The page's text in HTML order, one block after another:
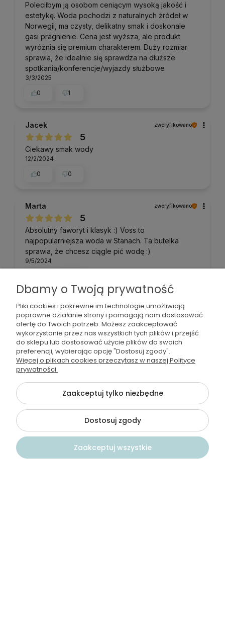
Poleciłbym ją osobom ceniącym wysoką jakość i
estetykę. Woda pochodzi z naturalnych źródeł w
Norwegii, ma czysty, delikatny smak i doskonale
gasi pragnienie. Cena jest wyższa, ale produkt
wyróżnia się premium charakterem. Duży rozmiar
sprawia, że idealnie się sprawdza na dłuższe
spotkania/konferencje/wyjazdy służbowe
3/3/2025
0
1
Jacek zweryfikowano
5
Ciekawy smak wody
12/2/2024
0
0
Marta zweryfikowano
5
Absolutny faworyt i klasyk :) Voss to
najpopularniejsza woda w Stanach. Ta butelka
sprawia, że chcesz ciągle pić wodę :)
9/5/2024
Roman zweryfikowano
5
Walory smakowe i sklad wody pozytywne
8/8/2024
0
5
0
0
Dbamy o Twoją prywatność
Pliki cookies i pokrewne im technologie umożliwiają
poprawne działanie strony i pomagają nam dostosować
ofertę do Twoich potrzeb. Możesz zaakceptować
wykorzystanie przez nas wszystkich tych plików i przejść
do sklepu lub dostosować użycie plików do swoich
preferencji, wybierając opcję "Dostosuj zgody".
Więcej o plikach cookies przeczytasz w naszej Polityce
prywatności.
Zaakceptuj tylko niezbędne
Dostosuj zgody
Zaakceptuj wszystkie